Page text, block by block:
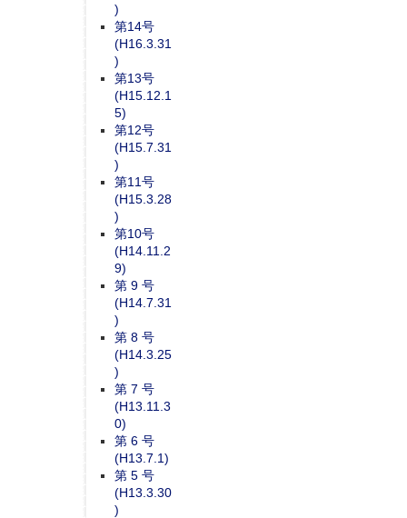
)
第14号
(H16.3.31
)
第13号
(H15.12.1
5)
第12号
(H15.7.31
)
第11号
(H15.3.28
)
第10号
(H14.11.2
9)
第 9 号
(H14.7.31
)
第 8 号
(H14.3.25
)
第 7 号
(H13.11.3
0)
第 6 号
(H13.7.1)
第 5 号
(H13.3.30
)